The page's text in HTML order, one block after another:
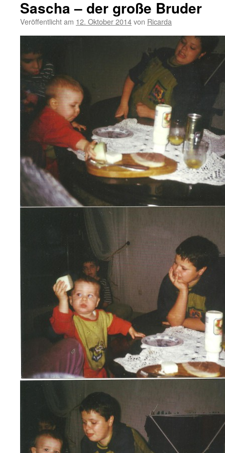
Sascha – der große Bruder
Veröffentlicht am 12. Oktober 2014von Ricarda